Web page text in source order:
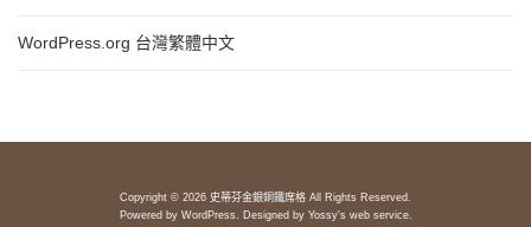
WordPress.org 台灣繁體中文
Copyright © 2026 史蒂芬金銀銅鐵席格 All Rights Reserved.
Powered by WordPress. Designed by Yossy's web service.